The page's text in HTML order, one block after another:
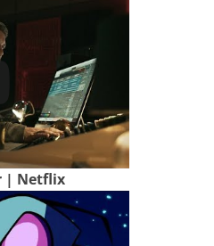
| Netflix